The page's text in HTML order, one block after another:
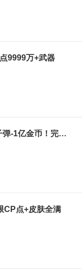
9999万+武器
《生化危机4重制版》终极版-艾达王DLC-奖励全解锁！无限子弹-1亿金币！完美存档！
CP点+皮肤全满